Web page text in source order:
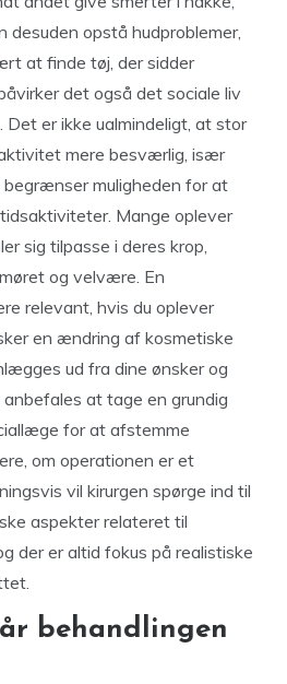
desuden opstå hudproblemer,
at finde tøj, der sidder
det også det sociale liv
er ikke ualmindeligt, at stor
mere besværlig, især
muligheden for at
Mange oplever
sig tilpasse i deres krop,
og velvære. En
relevant, hvis du oplever
en ændring af kosmetiske
ud fra dine ønsker og
at tage en grundig
for at afstemme
om operationen er et
vil kirurgen spørge ind til
aspekter relateret til
der er altid fokus på realistiske
behandlingen